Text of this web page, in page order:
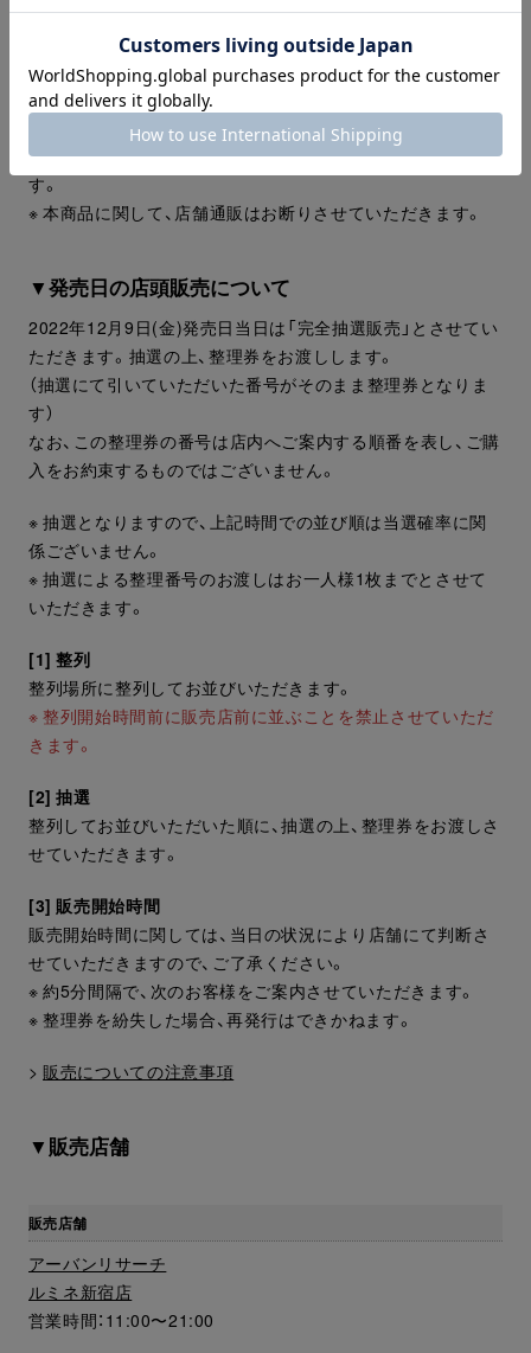
※ ご購入は、お一人様2点のみとさせていただきます
※ オンラインストアでの取り置き/取り寄せサービス「トリお
けーる」はご利用いただけません。
※ お取り置き、お取り寄せはお断りさせていただきます⁡。
※ クーポンなどによるお値引きは対象外とさせていただきま
す。
※ 本商品に関して、店舗通販はお断りさせていただきます。
▼発売日の店頭販売について
2022年12月9日(金)発売日当日は「完全抽選販売」とさせてい
ただきます。抽選の上、整理券をお渡しします。
（抽選にて引いていただいた番号がそのまま整理券となりま
す）
なお、この整理券の番号は店内へご案内する順番を表し、ご購
入をお約束するものではございません。
※ 抽選となりますので、上記時間での並び順は当選確率に関
係ございません。
※ 抽選による整理番号のお渡しはお一人様1枚までとさせて
いただきます。
[1] 整列
整列場所に整列してお並びいただきます。
※ 整列開始時間前に販売店前に並ぶことを禁止させていただ
きます。
[2] 抽選
整列してお並びいただいた順に、抽選の上、整理券をお渡しさ
せていただきます。
[3] 販売開始時間
販売開始時間に関しては、当日の状況により店舗にて判断さ
せていただきますので、ご了承ください。
※ 約5分間隔で、次のお客様をご案内させていただきます。
※ 整理券を紛失した場合、再発行はできかねます。
> 販売についての注意事項
▼販売店舗
販売店舗
アーバンリサーチ
ルミネ新宿店
営業時間：11:00〜21:00